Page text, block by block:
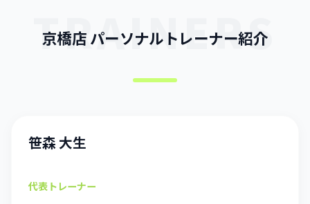
TRAINERS
京橋店 パーソナルトレーナー紹介
笹森 大生
代表トレーナー